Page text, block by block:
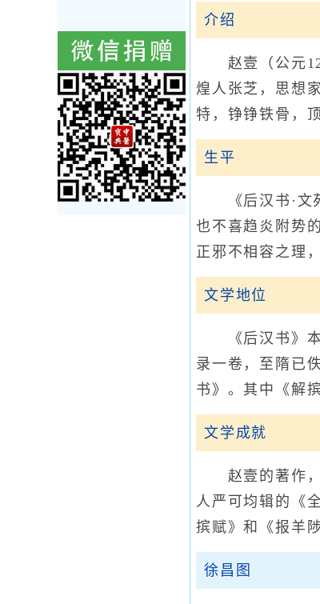
介绍
赵壹（公元
煌人张芝，思想
特，铮铮铁骨，
生平
《后汉书·文苑
也不喜趋炎附势
正邪不相容之理
文学地位
《后汉书》本
录一卷，至隋已
书》。其中《解
文学成就
赵壹的著作，
人严可均辑的《
摈赋》和《报羊
徐昌图